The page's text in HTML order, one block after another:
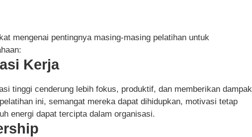
mengenai pentingnya masing-masing pelatihan untuk
Kerja
tinggi cenderung lebih fokus, produktif, dan memberikan dampak
ini, semangat mereka dapat dihidupkan, motivasi tetap
energi dapat tercipta dalam organisasi.